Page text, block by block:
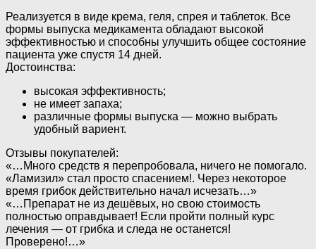
Реализуется в виде крема, геля, спрея и таблеток. Все
формы выпуска медикамента обладают высокой
эффективностью и способны улучшить общее состояние
пациента уже спустя 14 дней.
Достоинства:
высокая эффективность;
не имеет запаха;
различные формы выпуска — можно выбрать
удобный вариент.
Отзывы покупателей:
«…Много средств я перепробовала, ничего не помогало.
«Ламизил» стал просто спасением!. Через некоторое
время грибок действительно начал исчезать…»
«…Препарат не из дешёвых, но свою стоимость
полностью оправдывает! Если пройти полный курс
лечения — от грибка и следа не останется!
Проверено!…»